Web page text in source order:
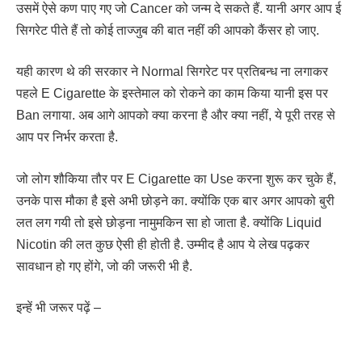
उसमें ऐसे कण पाए गए जो Cancer को जन्म दे सकते हैं. यानी अगर आप ई
सिगरेट पीते हैं तो कोई ताज्जुब की बात नहीं की आपको कैंसर हो जाए.
यही कारण थे की सरकार ने Normal सिगरेट पर प्रतिबन्ध ना लगाकर
पहले E Cigarette के इस्तेमाल को रोकने का काम किया यानी इस पर
Ban लगाया. अब आगे आपको क्या करना है और क्या नहीं, ये पूरी तरह से
आप पर निर्भर करता है.
जो लोग शौकिया तौर पर E Cigarette का Use करना शुरू कर चुके हैं,
उनके पास मौका है इसे अभी छोड़ने का. क्योंकि एक बार अगर आपको बुरी
लत लग गयी तो इसे छोड़ना नामुमकिन सा हो जाता है. क्योंकि Liquid
Nicotin की लत कुछ ऐसी ही होती है. उम्मीद है आप ये लेख पढ़कर
सावधान हो गए होंगे, जो की जरूरी भी है.
इन्हें भी जरूर पढ़ें –